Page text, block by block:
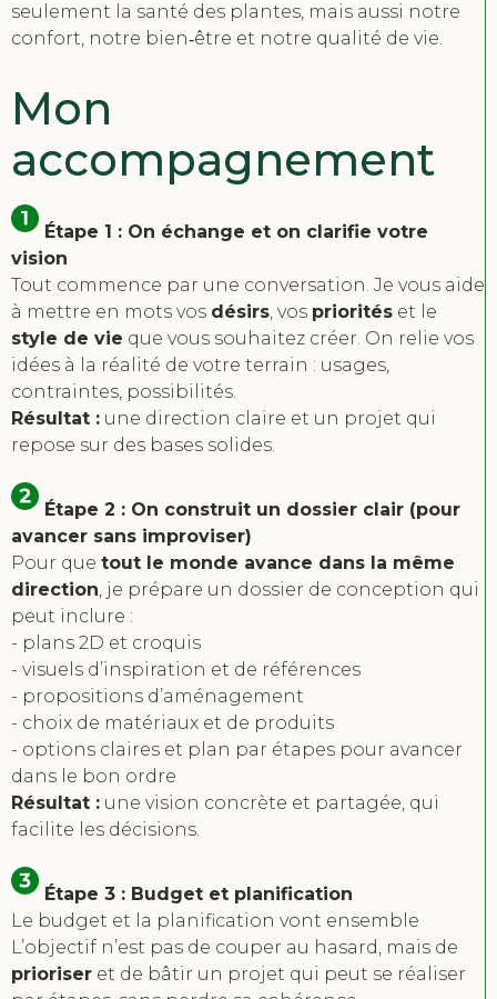
seulement la santé des plantes, mais aussi notre
confort, notre bien‑être et notre qualité de vie.
Mon
accompagnement
Étape 1 : On échange et on clarifie votre
vision
Tout commence par une conversation. Je vous aide
à mettre en mots vos désirs, vos priorités et le
style de vie que vous souhaitez créer. On relie vos
idées à la réalité de votre terrain : usages,
contraintes, possibilités.
Résultat : une direction claire et un projet qui
repose sur des bases solides.
Étape 2 : On construit un dossier clair (pour
avancer sans improviser)
Pour que tout le monde avance dans la même
direction, je prépare un dossier de conception qui
peut inclure :
- plans 2D et croquis
- visuels d’inspiration et de références
- propositions d’aménagement
- choix de matériaux et de produits
- options claires et plan par étapes pour avancer
dans le bon ordre
Résultat : une vision concrète et partagée, qui
facilite les décisions.
Étape 3 : Budget et planification
Le budget et la planification vont ensemble
L’objectif n’est pas de couper au hasard, mais de
prioriser et de bâtir un projet qui peut se réaliser